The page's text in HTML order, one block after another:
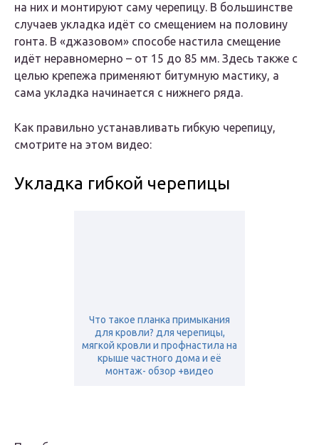
на них и монтируют саму черепицу. В большинстве
случаев укладка идёт со смещением на половину
гонта. В «джазовом» способе настила смещение
идёт неравномерно – от 15 до 85 мм. Здесь также с
целью крепежа применяют битумную мастику, а
сама укладка начинается с нижнего ряда.
Как правильно устанавливать гибкую черепицу,
смотрите на этом видео:
Укладка гибкой черепицы
Что такое планка примыкания
для кровли? для черепицы,
мягкой кровли и профнастила на
крыше частного дома и её
монтаж- обзор +видео